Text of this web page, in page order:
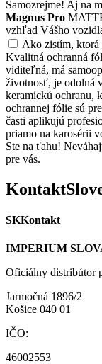
Samozrejme! Aj na
Magnus Pro
vzhľad Vášho
Ako zistím, ktorá
Kvalitná ochranná
viditeľná, má
životnosť, je odolná
keramickú ochranu,
ochrannej fólie sú
časti aplikujú
priamo na karosérii
Ste na ťahu!
pre vás.
Kontakt
SKKontakt
IMPERIUM
Oficiálny distribútor
Jarmočná 1896/2
Košice 040 01
IČO:
46002553